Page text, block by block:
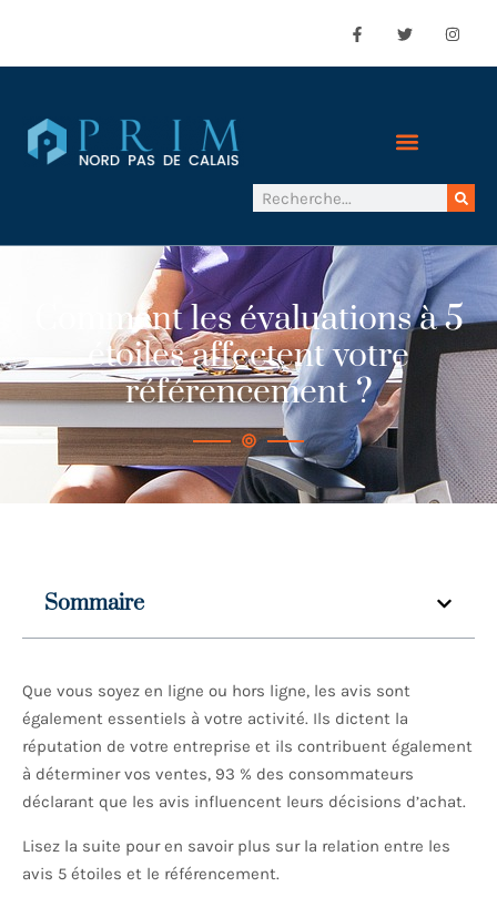
Comment les évaluations à 5
étoiles affectent votre
référencement ?
Sommaire
Que vous soyez en ligne ou hors ligne, les avis sont
également essentiels à votre activité. Ils dictent la
réputation de votre entreprise et ils contribuent également
à déterminer vos ventes, 93 % des consommateurs
déclarant que les avis influencent leurs décisions d’achat.
Lisez la suite pour en savoir plus sur la relation entre les
avis 5 étoiles et le référencement.